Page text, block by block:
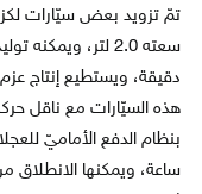
هذه السيّارات مع ناقل